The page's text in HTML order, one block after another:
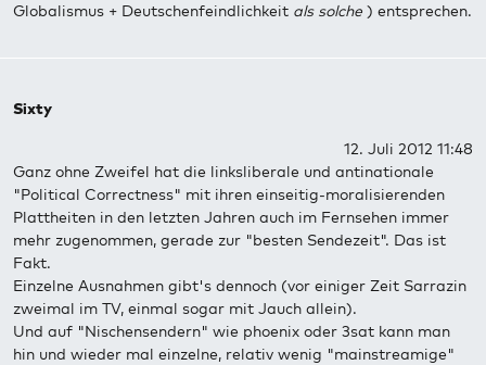
Globalismus + Deutschenfeindlichkeit als solche ) entsprechen.
Sixty
12. Juli 2012 11:48
Ganz ohne Zweifel hat die linksliberale und antinationale
"Political Correctness" mit ihren einseitig-moralisierenden
Plattheiten in den letzten Jahren auch im Fernsehen immer
mehr zugenommen, gerade zur "besten Sendezeit". Das ist
Fakt.
Einzelne Ausnahmen gibt's dennoch (vor einiger Zeit Sarrazin
zweimal im TV, einmal sogar mit Jauch allein).
Und auf "Nischensendern" wie phoenix oder 3sat kann man
hin und wieder mal einzelne, relativ wenig "mainstreamige"